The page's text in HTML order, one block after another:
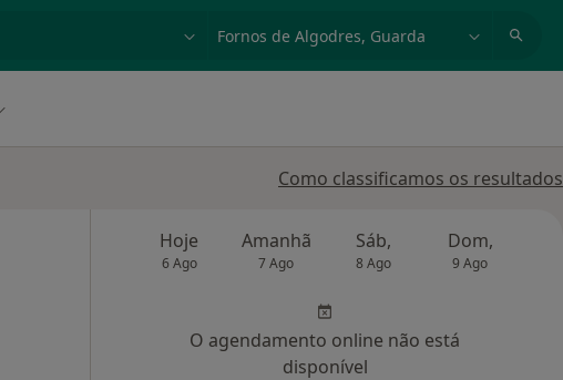
Como classificamos os resultados
Hoje
6 Ago
Amanhã
7 Ago
Sáb,
8 Ago
Dom,
9 Ago
O agendamento online não está
disponível